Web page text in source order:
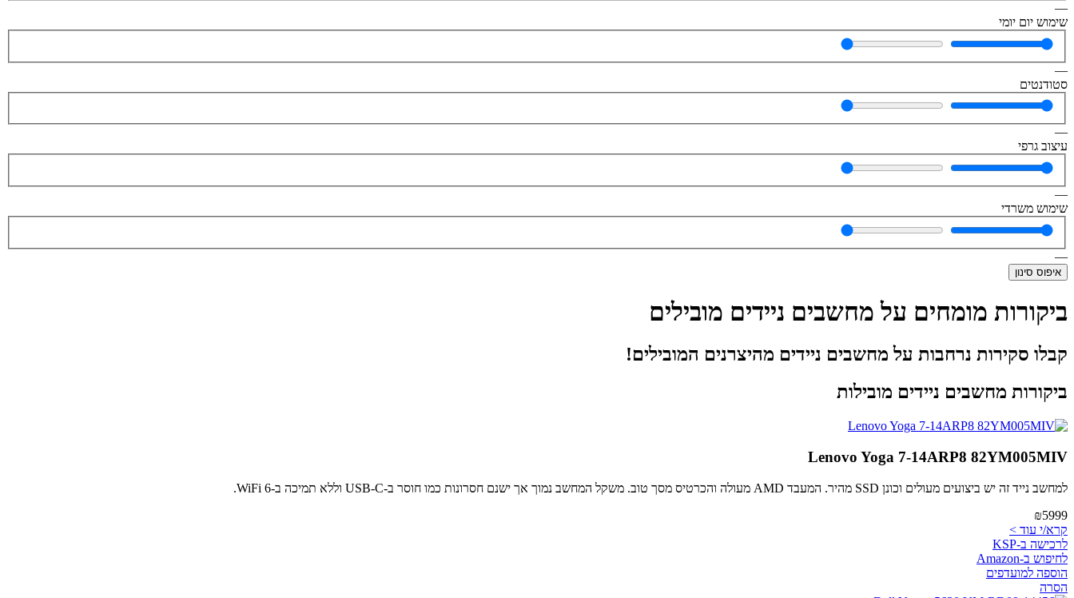
—
שימוש יום יומי
—
סטודנטים
—
עיצוב גרפי
—
שימוש משרדי
—
איפוס סינון
ביקורות מומחים על מחשבים ניידים מובילים
קבלו סקירות נרחבות על מחשבים ניידים מהיצרנים המובילים!
ביקורות מחשבים ניידים מובילות
Lenovo Yoga 7-14ARP8 82YM005MIV
למחשב נייד זה יש ביצועים מעולים וכונן SSD מהיר. המעבד AMD מעולה והכרטיס מסך טוב. משקל המחשב נמוך אך ישנם חסרונות כמו חוסר ב-USB-C וללא תמיכה ב-WiFi 6.
₪5999
קרא/י עוד >
לרכישה ב-KSP
לחיפוש ב-Amazon
הוספה למועדפים
הסרה